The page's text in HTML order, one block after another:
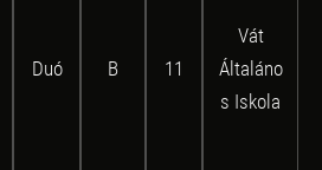
Duó B 11
Vát
Általáno
s Iskola